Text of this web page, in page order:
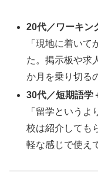
20代／ワーキン
「現地に着い
た。掲示板や求
か月を乗り切る
30代／短期語学
「留学という
校は紹介しても
軽な感じで使え